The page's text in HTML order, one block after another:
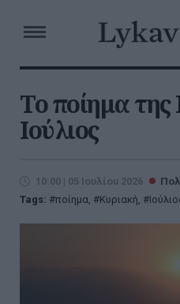
Το ποίημα
Ιούλιος
10:00 | 05 Ιουλίου 2026
Tags:
ποίημα, Κυριακή,